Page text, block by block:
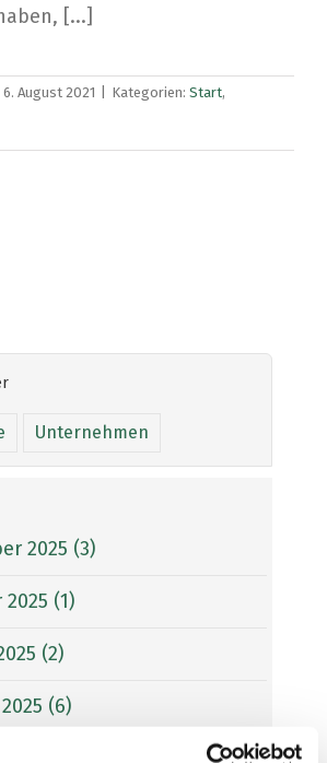
[...]
6. August 2021 Kategorien: Start,
Unternehmen
2025 (3)
(1)
(2)
(6)